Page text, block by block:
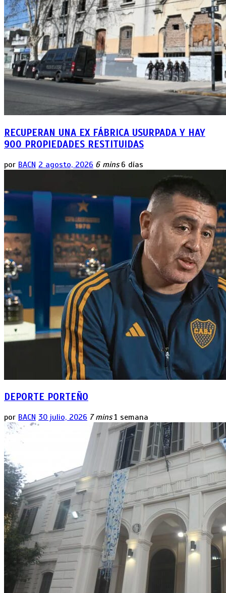
RECUPERAN UNA EX FÁBRICA USURPADA Y HAY
900 PROPIEDADES RESTITUIDAS
por BACN 2 agosto, 2026 6 mins 6 días
DEPORTE PORTEÑO
por BACN 30 julio, 2026 7 mins 1 semana